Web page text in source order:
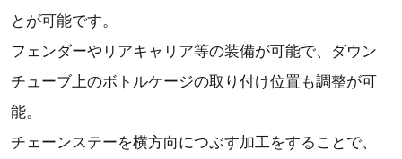
とが可能です。
フェンダーやリアキャリア等の装備が可能で、ダウン
チューブ上のボトルケージの取り付け位置も調整が可
能。
チェーンステーを横方向につぶす加工をすることで、